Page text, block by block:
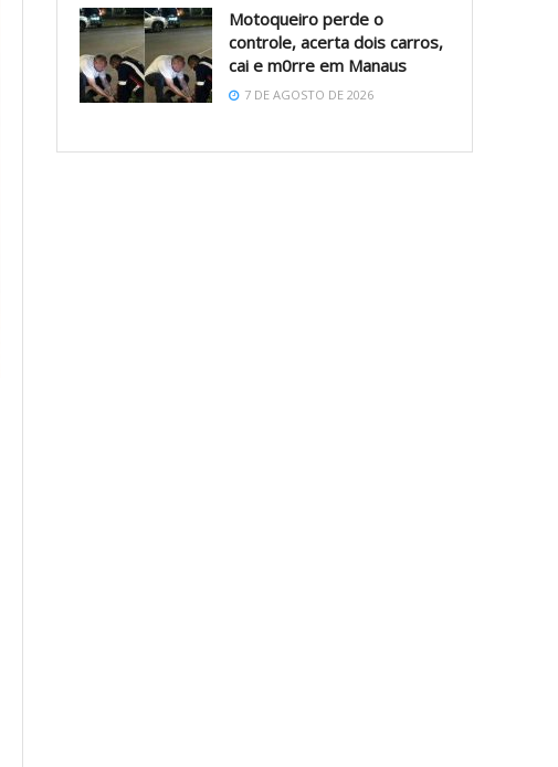
Motoqueiro perde o
controle, acerta dois carros,
cai e m0rre em Manaus
7 DE AGOSTO DE 2026